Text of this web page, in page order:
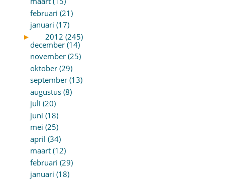
februari (21)
januari (17)
►
2012 (245)
december (14)
november (25)
oktober (29)
september (13)
augustus (8)
juli (20)
juni (18)
mei (25)
april (34)
maart (12)
februari (29)
januari (18)